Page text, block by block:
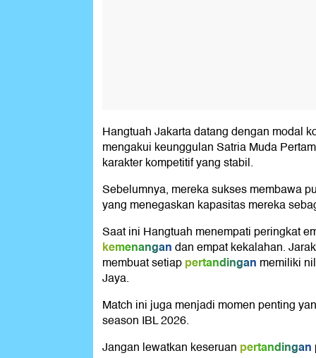
Hangtuah Jakarta datang dengan modal
mengakui keunggulan Satria Muda
karakter kompetitif yang stabil.
Sebelumnya, mereka sukses membawa
yang menegaskan kapasitas mereka
Saat ini Hangtuah menempati peringkat
kemenangandan empat kekalahan.
membuat setiappertandingan memiliki
Jaya.
Match ini juga menjadi momen penting
season IBL 2026.
Jangan lewatkan keseruan pertandingan